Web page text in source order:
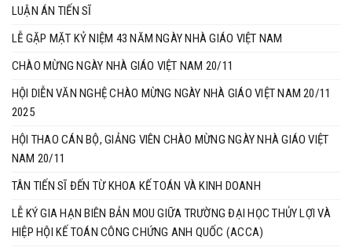
LUẬN ÁN TIẾN SĨ
LỄ GẶP MẶT KỶ NIỆM 43 NĂM NGÀY NHÀ GIÁO VIỆT NAM
CHÀO MỪNG NGÀY NHÀ GIÁO VIỆT NAM 20/11
HỘI DIỄN VĂN NGHỆ CHÀO MỪNG NGÀY NHÀ GIÁO VIỆT NAM 20/11
2025
HỘI THAO CÁN BỘ, GIẢNG VIÊN CHÀO MỪNG NGÀY NHÀ GIÁO VIỆT
NAM 20/11
TÂN TIẾN SĨ ĐẾN TỪ KHOA KẾ TOÁN VÀ KINH DOANH
LỄ KÝ GIA HẠN BIÊN BẢN MOU GIỮA TRƯỜNG ĐẠI HỌC THỦY LỢI VÀ
HIỆP HỘI KẾ TOÁN CÔNG CHỨNG ANH QUỐC (ACCA)